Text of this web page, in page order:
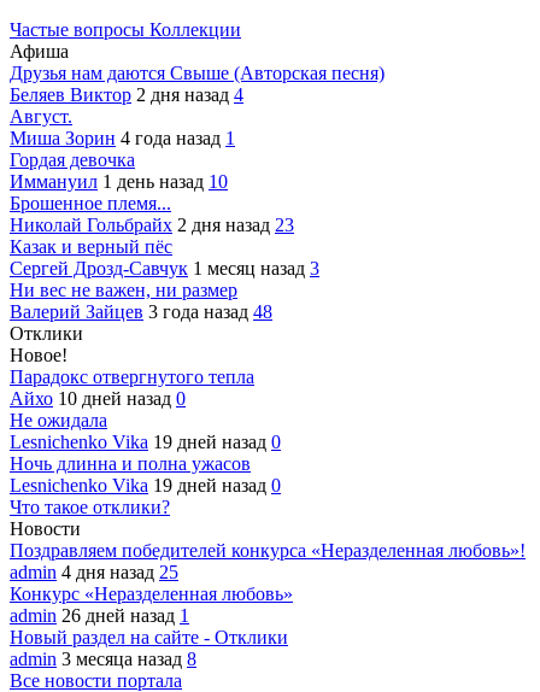
Частые вопросы Коллекции
Афиша
Друзья нам даются Свыше (Авторская песня)
Беляев Виктор 2 дня назад 4
Август.
Миша Зорин 4 года назад 1
Гордая девочка
Иммануил 1 день назад 10
Брошенное племя...
Николай Гольбрайх 2 дня назад 23
Казак и верный пёс
Сергей Дрозд-Савчук 1 месяц назад 3
Ни вес не важен, ни размер
Валерий Зайцев 3 года назад 48
Отклики
Новое!
Парадокс отвергнутого тепла
Айхо 10 дней назад 0
Не ожидала
Lesnichenko Vika 19 дней назад 0
Ночь длинна и полна ужасов
Lesnichenko Vika 19 дней назад 0
Что такое отклики?
Новости
Поздравляем победителей конкурса «Неразделенная любовь»!
admin 4 дня назад 25
Конкурс «Неразделенная любовь»
admin 26 дней назад 1
Новый раздел на сайте - Отклики
admin 3 месяца назад 8
Все новости портала